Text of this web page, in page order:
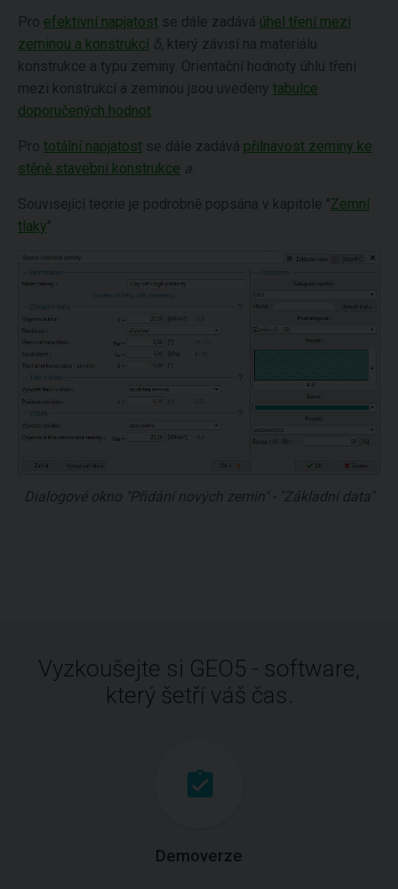
Pro efektivní napjatost se dále zadává úhel tření mezi
zeminou a konstrukcí δ, který závisí na materiálu
konstrukce a typu zeminy. Orientační hodnoty úhlu tření
mezi konstrukcí a zeminou jsou uvedeny tabulce
doporučených hodnot
Pro totální napjatost se dále zadává přilnavost zeminy ke
stěně stavební konstrukce a
Související teorie je podrobně popsána v kapitole "Zemní
tlaky".
Dialogové okno "Přidání nových zemin" - "Základní data"
Vyzkoušejte si GEO5 - software,
který šetří váš čas.
Demoverze